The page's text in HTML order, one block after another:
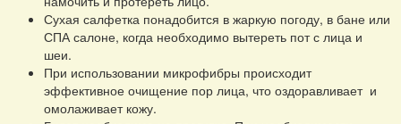
Сухая салфетка понадобится в жаркую погоду, в бане или
СПА салоне, когда необходимо вытереть пот с лица и
шеи.
При использовании микрофибры происходит
эффективное очищение пор лица, что оздоравливает и
омолаживает кожу.